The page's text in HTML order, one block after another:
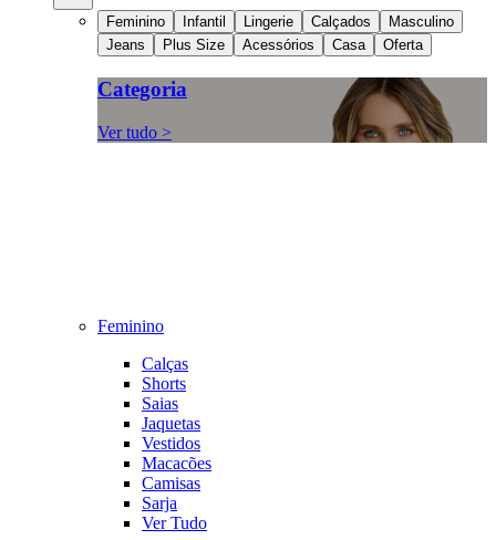
Feminino Infantil Lingerie Calçados
Masculino
Jeans
Plus Size Acessórios Casa Oferta
Categoria
Ver tudo >
Feminino
Calças
Shorts
Saias
Jaquetas
Vestidos
Macacões
Camisas
Sarja
Ver Tudo